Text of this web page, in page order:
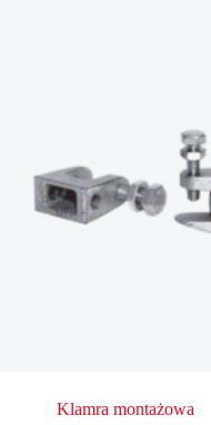
Klamra montażowa